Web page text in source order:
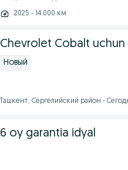
2025 - 14 000 км
Chevrolet Cobalt
Новый
Ташкент, Сергелийский район -
6 oy garantia idyal